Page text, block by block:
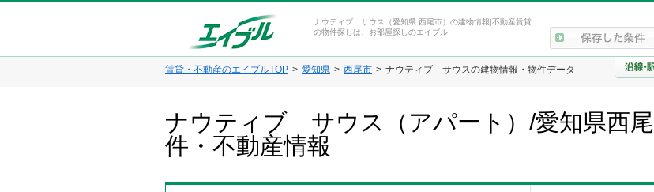
ナウティブ サウス（愛知県 西尾市）の建物情報|不動産賃貸
の物件探しは、お部屋探しのエイブル
賃貸・不動産のエイブルTOP 愛知県 西尾市 ナウティブ サウスの建物情報・物件データ
ナウティブ サウス（アパート）/愛知県西
件・不動産情報